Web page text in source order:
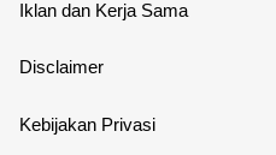
Iklan dan Kerja Sama
Disclaimer
Kebijakan Privasi